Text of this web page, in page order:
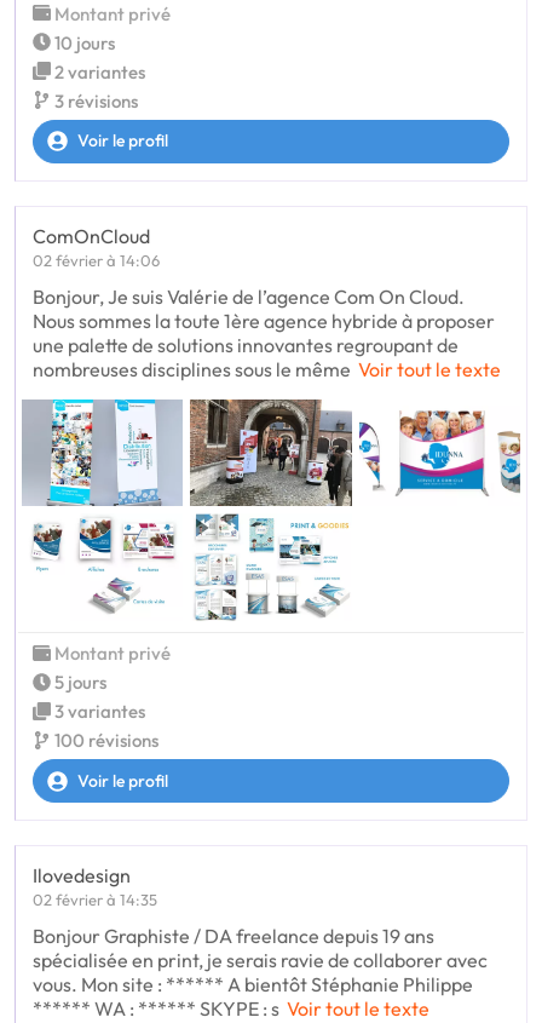
Montant privé
10 jours
2 variantes
3 révisions
Voir le profil
ComOnCloud
02 février à 14:06
Bonjour, Je suis Valérie de l’agence Com On Cloud.
Nous sommes la toute 1ère agence hybride à proposer
une palette de solutions innovantes regroupant de
nombreuses disciplines sous le même Voir tout le texte
Montant privé
5 jours
3 variantes
100 révisions
Voir le profil
Ilovedesign
02 février à 14:35
Bonjour Graphiste / DA freelance depuis 19 ans
spécialisée en print, je serais ravie de collaborer avec
vous. Mon site : ****** A bientôt Stéphanie Philippe
****** WA : ****** SKYPE : s Voir tout le texte